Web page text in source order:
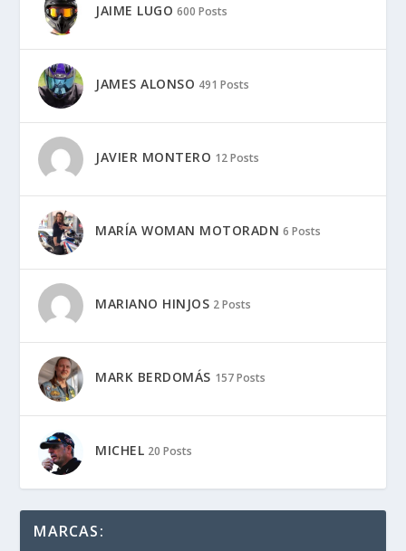
JAIME LUGO 600 Posts
JAMES ALONSO 491 Posts
JAVIER MONTERO 12 Posts
MARÍA WOMAN MOTORADN 6 Posts
MARIANO HINJOS 2 Posts
MARK BERDOMÁS 157 Posts
MICHEL 20 Posts
MARCAS: